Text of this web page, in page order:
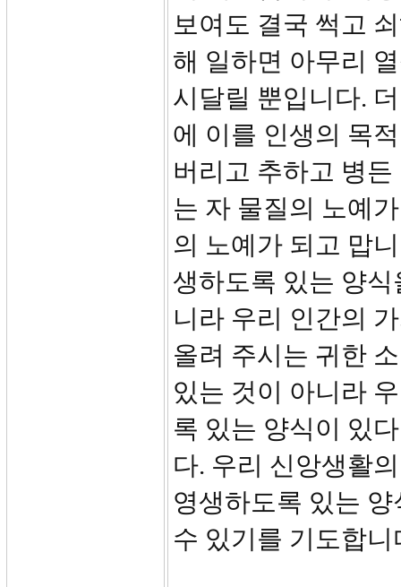
보여도 결국 썩고
해 일하면 아무리
시달릴 뿐입니다.
에 이를 인생의 목
버리고 추하고 병
는 자 물질의 노예
의 노예가 되고 맙
생하도록 있는 양
니라 우리 인간의
올려 주시는 귀한
있는 것이 아니라
록 있는 양식이 있
다. 우리 신앙생활
영생하도록 있는
수 있기를 기도합니